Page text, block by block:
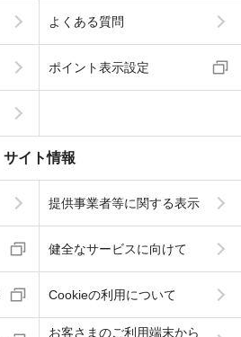
よくある質問
ポイント表示設定
サイト情報
提供事業者等に関する表示
健全なサービスに向けて
Cookieの利用について
お客さまのご利用端末から